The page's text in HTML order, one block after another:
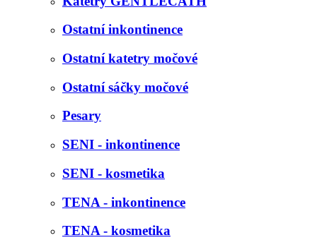
Ostatní inkontinence
Ostatní katetry močové
Ostatní sáčky močové
Pesary
SENI - inkontinence
SENI - kosmetika
TENA - inkontinence
TENA - kosmetika